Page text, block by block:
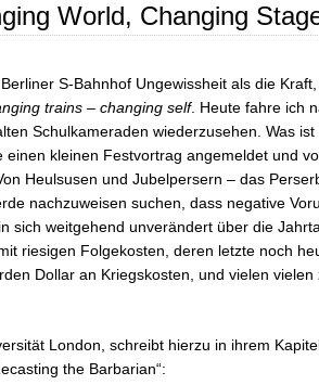
World, Changing
S-Bahnhof Ungewissheit als die
trains – changing self. Heute fahre ich
Schulkameraden wiederzusehen. Was ist
kleinen Festvortrag angemeldet und
Heulsusen und Jubelpersern – das
nachzuweisen suchen, dass negative
sich weitgehend unverändert über die
riesigen Folgekosten, deren letzte noch
Dollar an Kriegskosten, und vielen vielen
London, schreibt hierzu in ihrem
the Barbarian“: